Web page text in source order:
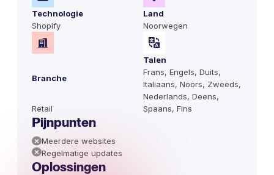
Technologie
Shopify
Land
Noorwegen
Branche
Retail
Talen
Frans, Engels, Duits,
Italiaans, Noors, Zweeds,
Nederlands, Deens,
Spaans, Fins
Pijnpunten
Meerdere websites
Regelmatige updates
Oplossingen